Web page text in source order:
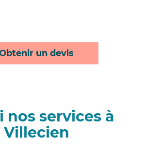
un devis
nos services à
Villecien